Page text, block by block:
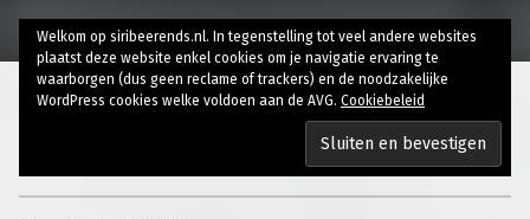
Vaarwel social media?
Welkom op siribeerends.nl. In tegenstelling tot veel andere websites
plaatst deze website enkel cookies om je navigatie ervaring te
waarborgen (dus geen reclame of trackers) en de noodzakelijke
WordPress cookies welke voldoen aan de AVG. Cookiebeleid